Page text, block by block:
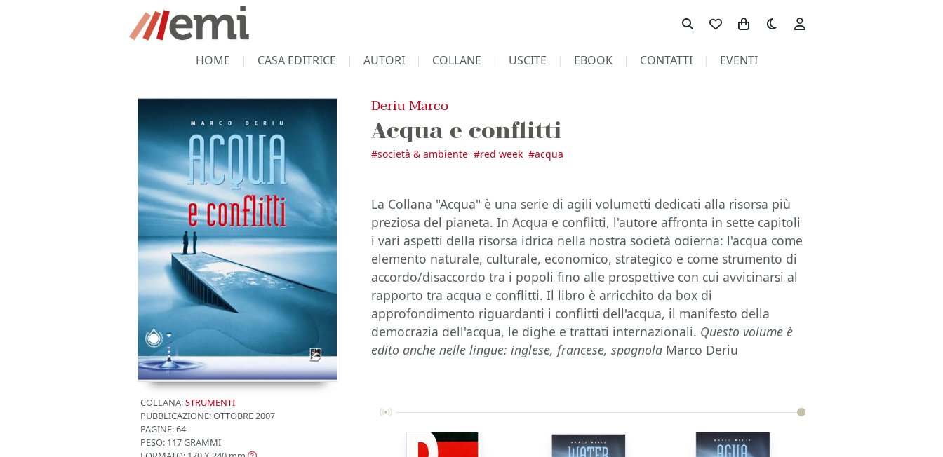
Toggle theme
HOME CASA EDITRICE AUTORI COLLANE USCITE EBOOK CONTATTI EVENTI
COLLANA:STRUMENTI
PUBBLICAZIONE:OTTOBRE 2007
PAGINE: 64
PESO: 117 GRAMMI
Deriu Marco
Acqua e conflitti
#società & ambiente #red week #acqua
La Collana "Acqua" è una serie di agili volumetti dedicati alla risorsa più
preziosa del pianeta. In Acqua e conflitti, l'autore affronta in sette capitoli
i vari aspetti della risorsa idrica nella nostra società odierna: l'acqua come
elemento naturale, culturale, economico, strategico e come strumento di
accordo/disaccordo tra i popoli fino alle prospettive con cui avvicinarsi al
rapporto tra acqua e conflitti. Il libro è arricchito da box di
approfondimento riguardanti i conflitti dell'acqua, il manifesto della
democrazia dell'acqua, le dighe e trattati internazionali. Questo volume è
edito anche nelle lingue: inglese, francese, spagnola Marco Deriu